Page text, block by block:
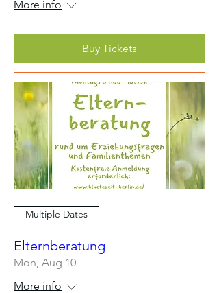
More info
Buy Tickets
Multiple Dates
Elternberatung
Mon, Aug 10
More info